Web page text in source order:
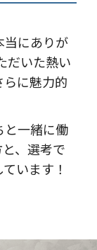
当にありが
だいた熱い
に魅力的
と一緒に働
、選考で
います！